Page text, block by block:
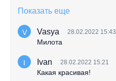
Показать еще
V Vasya 28.02.2022 15:43
Милота
I Ivan 28.02.2022 15:21
Какая красивая!